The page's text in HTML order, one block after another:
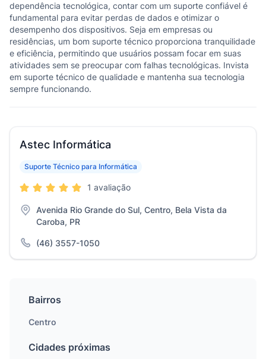
dependência tecnológica, contar com um suporte confiável é
fundamental para evitar perdas de dados e otimizar o
desempenho dos dispositivos. Seja em empresas ou
residências, um bom suporte técnico proporciona tranquilidade
e eficiência, permitindo que usuários possam focar em suas
atividades sem se preocupar com falhas tecnológicas. Invista
em suporte técnico de qualidade e mantenha sua tecnologia
sempre funcionando.
Astec Informática
Suporte Técnico para Informática
1 avaliação
Avenida Rio Grande do Sul, Centro, Bela Vista da
Caroba, PR
(46) 3557-1050
Bairros
Centro
Cidades próximas